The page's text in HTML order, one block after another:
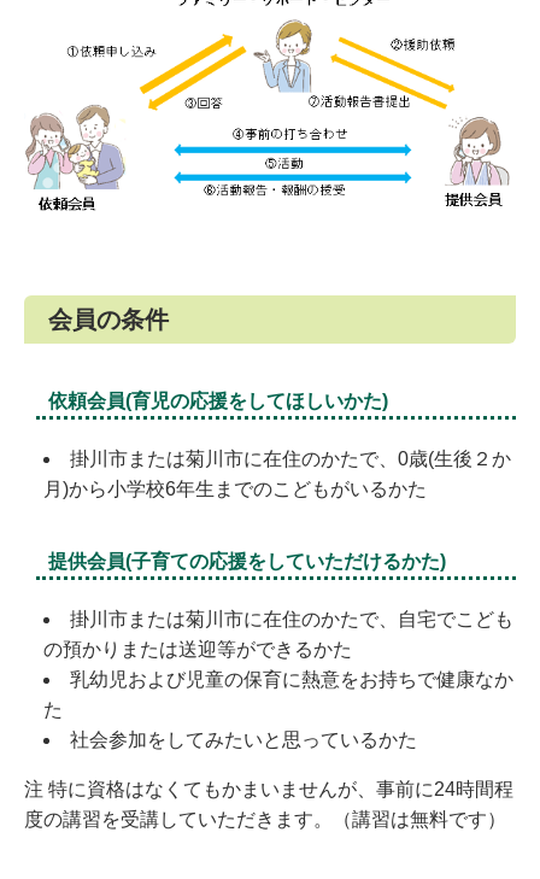
会員の条件
依頼会員(育児の応援をしてほしいかた)
掛川市または菊川市に在住のかたで、0歳(生後２か
月)から小学校6年生までのこどもがいるかた
提供会員(子育ての応援をしていただけるかた)
掛川市または菊川市に在住のかたで、自宅でこども
の預かりまたは送迎等ができるかた
乳幼児および児童の保育に熱意をお持ちで健康なか
た
社会参加をしてみたいと思っているかた
注 特に資格はなくてもかまいませんが、事前に24時間程
度の講習を受講していただきます。（講習は無料です）